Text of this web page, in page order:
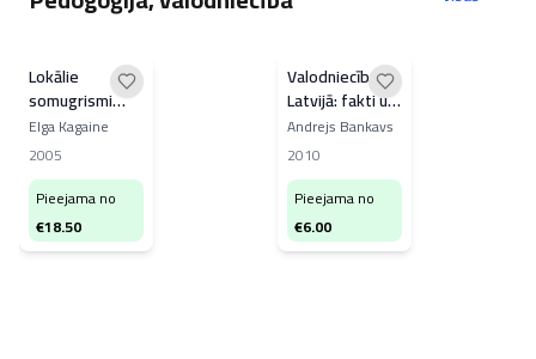
Lokālie
somugrismi
latviešu
valodas
Ziemeļrietumvidzemes
izloksnēs
Elga Kagaine
2005
Pieejama no
€18.50
Valodniecība
Latvijā: fakti un
biogrāfijas
Andrejs Bankavs
2010
Pieejama no
€6.00